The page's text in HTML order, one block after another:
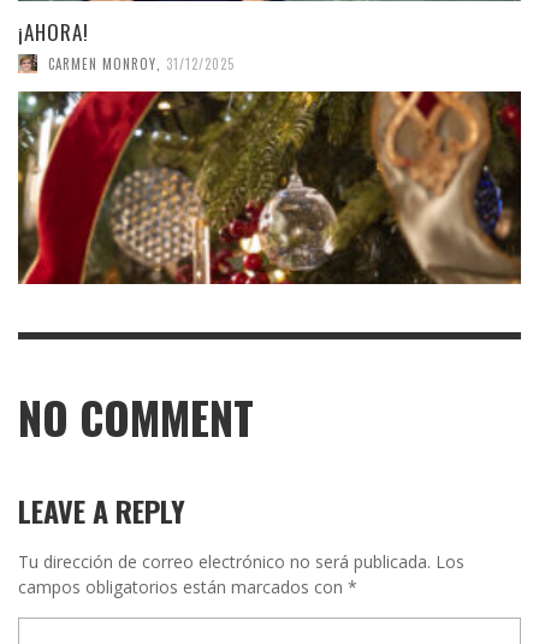
¡AHORA!
CARMEN MONROY 31/12/2025
NO COMMENT
LEAVE A REPLY
Tu dirección de correo electrónico no será publicada. Los
campos obligatorios están marcados con *